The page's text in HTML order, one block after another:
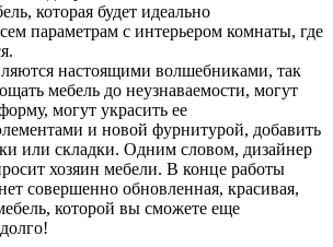
которая будет идеально
параметрам с интерьером комнаты, где
настоящими волшебниками, так
мебель до неузнаваемости, могут
могут украсить ее
и новой фурнитурой, добавить
или складки. Одним словом, дизайнер
хозяин мебели. В конце работы
совершенно обновленная, красивая,
которой вы сможете еще